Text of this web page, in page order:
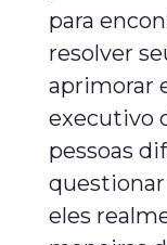
para
resolver
aprimorar
executivo
pessoas
questionar
eles